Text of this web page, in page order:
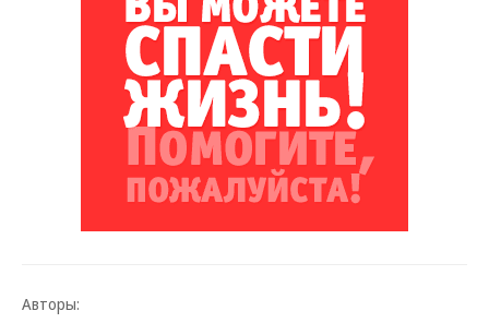
Авторы: